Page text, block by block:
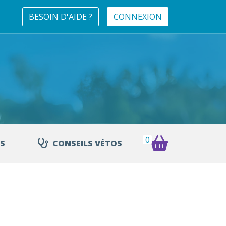
BESOIN D'AIDE ? CONNEXION
CONSEILS VÉTOS 0